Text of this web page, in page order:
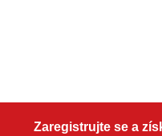
Zaregistrujte se a